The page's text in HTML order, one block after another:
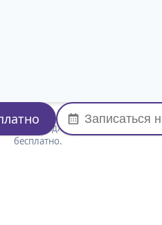
Записаться
для команды или
бесплатно.